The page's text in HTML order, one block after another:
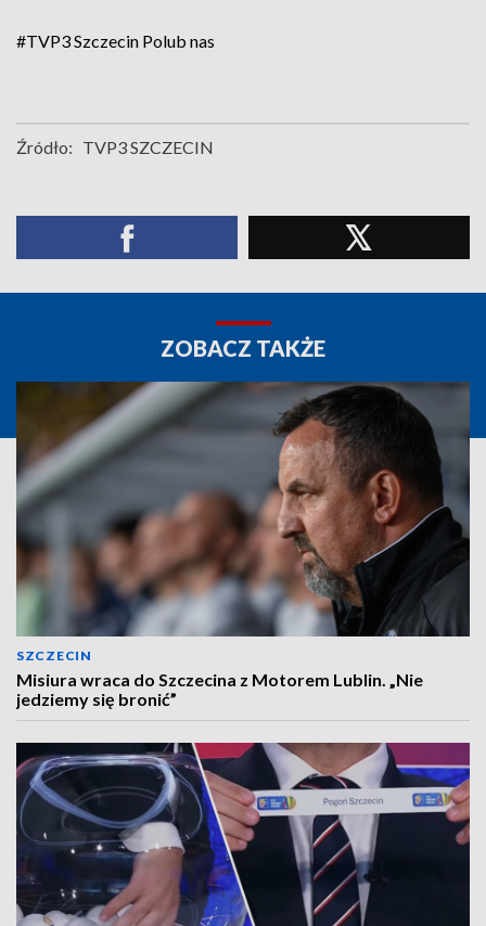
#TVP3 Szczecin Polub nas
Źródło: TVP3 SZCZECIN
ZOBACZ TAKŻE
SZCZECIN
Misiura wraca do Szczecina z Motorem Lublin. „Nie
jedziemy się bronić”